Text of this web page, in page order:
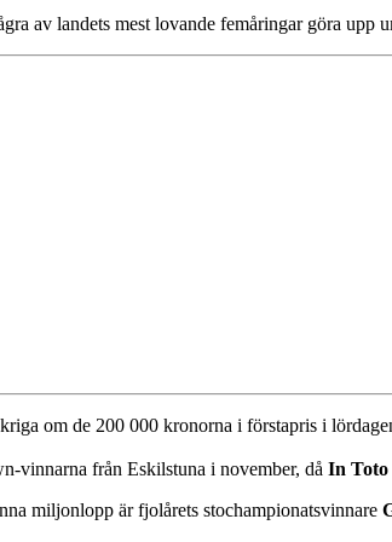
av landets mest lovande femåringar göra upp
om de 200 000 kronorna i förstapris i
vinnarna från Eskilstuna i november, då In Toto
miljonlopp är fjolårets stochampionatsvinnare